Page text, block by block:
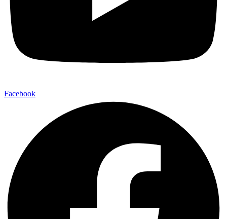
Facebook